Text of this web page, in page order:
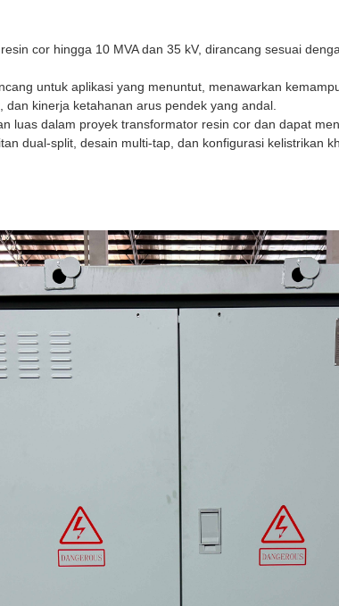
cor hingga 10 MVA dan 35 kV, dirancang sesuai
untuk aplikasi yang menuntut, menawarkan
kinerja ketahanan arus pendek yang andal.
luas dalam proyek transformator resin cor dan dapat
dual-split, desain multi-tap, dan konfigurasi kelistrikan